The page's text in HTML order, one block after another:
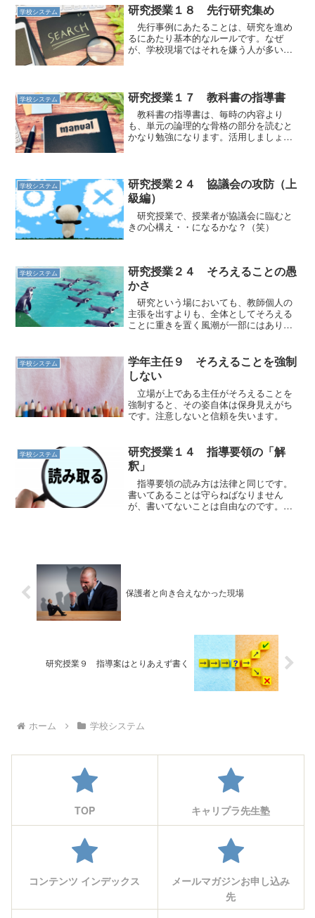
学校システム 研究授業１８ 先行研究集め
先行事例にあたることは、研究を進め
るにあたり基本的なルールです。なぜ
が、学校現場ではそれを嫌う人が多いの
学校システム 研究授業１７ 教科書の指導書
教科書の指導書は、毎時の内容より
も、単元の論理的な骨格の部分を読むと
かなり勉強になります。活用しましょ
学校システム
研究授業２４ 協議会の攻防（上
級編）
研究授業で、授業者が協議会に臨むと
きの心構え・・になるかな？（笑）
学校システム
研究授業２４ そろえることの愚
かさ
研究という場においても、教師個人の
主張を出すよりも、全体としてそろえる
ことに重きを置く風潮が一部にはありま
学校システム
学年主任９ そろえることを強制
しない
立場が上である主任がそろえることを
強制すると、その姿自体は保身見えがち
です。注意しないと信頼を失います。
学校システム
研究授業１４ 指導要領の「解
釈」
指導要領の読み方は法律と同じです。
書いてあることは守らねばなりません
が、書いてないことは自由なのです。そ
保護者と向き合えなかった現場
研究授業９ 指導案はとりあえず書く
ホーム 学校システム
TOP キャリプラ先生塾
コンテンツ インデックス
メールマガジンお申し込み
先